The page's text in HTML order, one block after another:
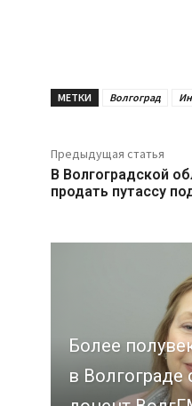
МЕТКИ Волгоград
Предыдущая статья
В Волгоградской
продать путассу
Более
в Волгограде